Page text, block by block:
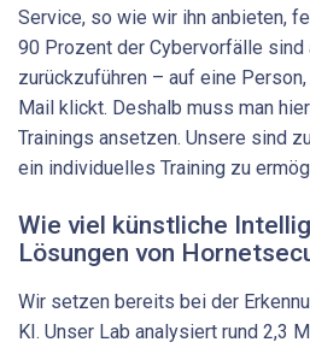
Service, so wie wir ihn anbieten,
90 Prozent der Cybervorfälle sind
zurückzuführen – auf eine
Mail klickt. Deshalb muss man
Trainings ansetzen. Unsere sind
ein individuelles Training zu
Wie viel künstliche
Lösungen von
Wir setzen bereits bei der
KI. Unser Lab analysiert rund 2,3